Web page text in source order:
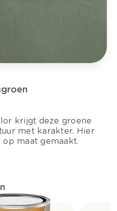
krijgt deze groene
met karakter. Hier
maat gemaakt.